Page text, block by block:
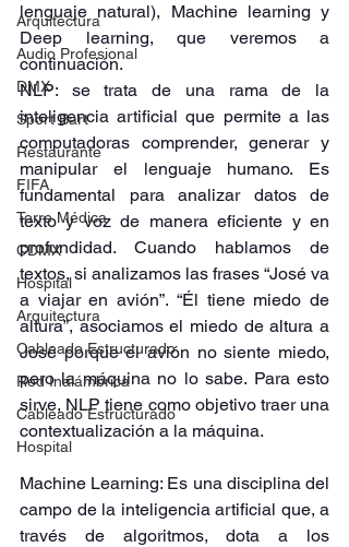
Arquitectura
Audio Profesional
DMX
Sport Bart
Restaurante
FIFA
Torre Médica
CDMX
Hospital
Arquitectura
Cableado Estructurado
Red Inalámbrica
Cableado Estructurado
Hospital
lenguaje natural), Machine learning y
Deep learning, que veremos a
continuación.
NLP: se trata de una rama de la
inteligencia artificial que permite a las
computadoras comprender, generar y
manipular el lenguaje humano. Es
fundamental para analizar datos de
texto y voz de manera eficiente y en
profundidad. Cuando hablamos de
textos, si analizamos las frases “José va
a viajar en avión”. “Él tiene miedo de
altura”, asociamos el miedo de altura a
José porque el avión no siente miedo,
pero la máquina no lo sabe. Para esto
sirve, NLP tiene como objetivo traer una
contextualización a la máquina.
Machine Learning: Es una disciplina del
campo de la inteligencia artificial que, a
través de algoritmos, dota a los